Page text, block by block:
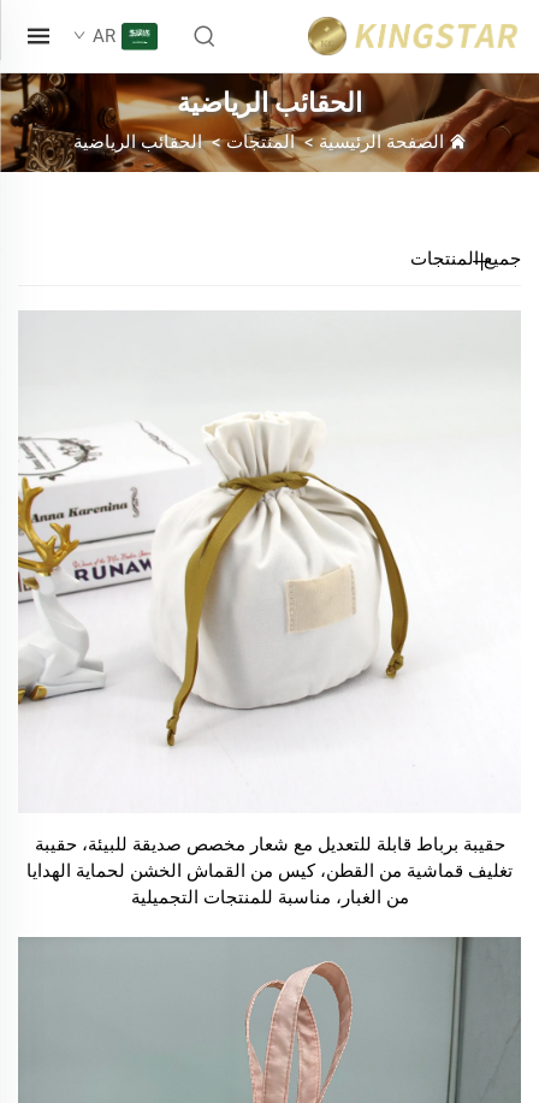
AR
الحقائب الرياضية
الصفحة الرئيسية>المنتجات>الحقائب الرياضية
جميع المنتجات
حقيبة برباط قابلة للتعديل مع شعار مخصص صديقة للبيئة، حقيبة
تغليف قماشية من القطن، كيس من القماش الخشن لحماية الهدايا
من الغبار، مناسبة للمنتجات التجميلية